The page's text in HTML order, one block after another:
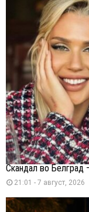
Скандал во Белград
21:01 - 7 август, 2026